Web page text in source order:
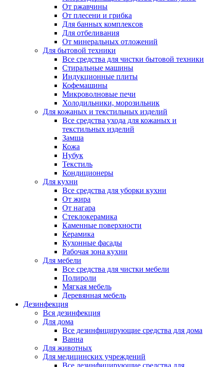
От ржавчины
От плесени и грибка
Для банных комплексов
Для отбеливания
От минеральных отложений
Для бытовой техники
Все средства для чистки бытовой техники
Стиральные машины
Индукционные плиты
Кофемашины
Микроволновые печи
Холодильники, морозильник
Для кожаных и текстильных изделий
Все средства ухода для кожаных и
текстильных изделий
Замша
Кожа
Нубук
Текстиль
Кондиционеры
Для кухни
Все средства для уборки кухни
От жира
От нагара
Стеклокерамика
Каменные поверхности
Керамика
Кухонные фасады
Рабочая зона кухни
Для мебели
Все средства для чистки мебели
Полироли
Мягкая мебель
Деревянная мебель
Дезинфекция
Вся дезинфекция
Для дома
Все дезинфицирующие средства для дома
Ванна
Для животных
Для медицинских учреждений
Все дезинфицирующие средства для